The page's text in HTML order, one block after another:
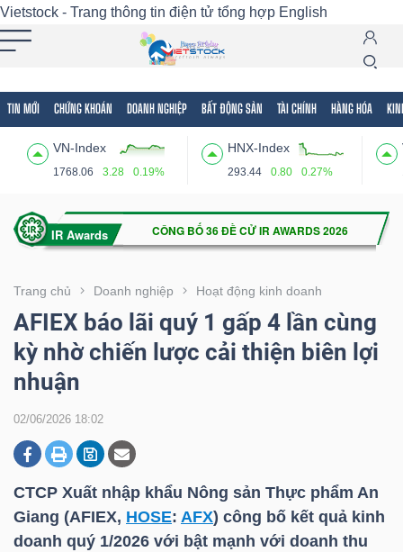
Vietstock - Trang thông tin điện tử tổng hợp English
TIN MỚI CHỨNG KHOÁN DOANH NGHIỆP BẤT ĐỘNG SẢN TÀI CHÍNH HÀNG HÓA
VN-Index
1768.06 3.28 0.19%
HNX-Index
293.44 0.80 0.27%
Trang chủ Doanh nghiệp Hoạt động kinh doanh
AFIEX báo lãi quý 1 gấp 4 lần cùng
kỳ nhờ chiến lược cải thiện biên lợi
nhuận
02/06/2026 18:02
CTCP Xuất nhập khẩu Nông sản Thực phẩm An
Giang (AFIEX, HOSE: AFX) công bố kết quả kinh
doanh quý 1/2026 với bật mạnh với doanh thu
Tất cả Tính năng Ngành Mã chứng khoán
Tính
(-)
VIETSTOCK
CHỨNG
KHOÁN
DOANH
NGHIỆP